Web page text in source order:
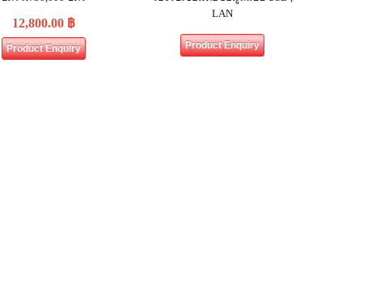
12,800.00 ฿
Product Enquiry
LAN
Product Enquiry